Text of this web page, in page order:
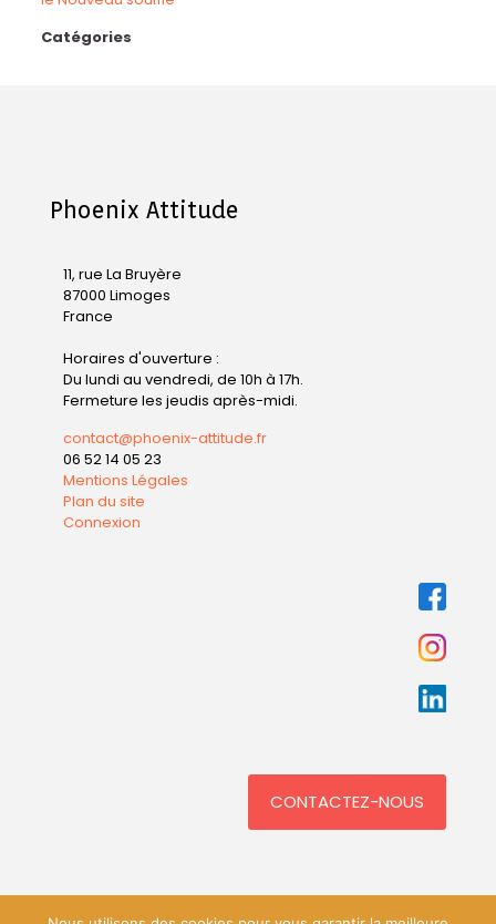
Catégories
Phoenix Attitude
11, rue La Bruyère
87000 Limoges
France
Horaires d'ouverture :
Du lundi au vendredi, de 10h à 17h.
Fermeture les jeudis après-midi.
contact@phoenix-attitude.fr
06 52 14 05 23
Mentions Légales
Plan du site
Connexion
CONTACTEZ-NOUS